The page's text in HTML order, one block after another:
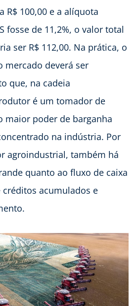
R$ 100,00 e a alíquota
fosse de 11,2%, o valor total
ser R$ 112,00. Na prática, o
mercado deverá ser
que, na cadeia
é um tomador de
maior poder de barganha
na indústria. Por
agroindustrial, também há
quanto ao fluxo de caixa
créditos acumulados e